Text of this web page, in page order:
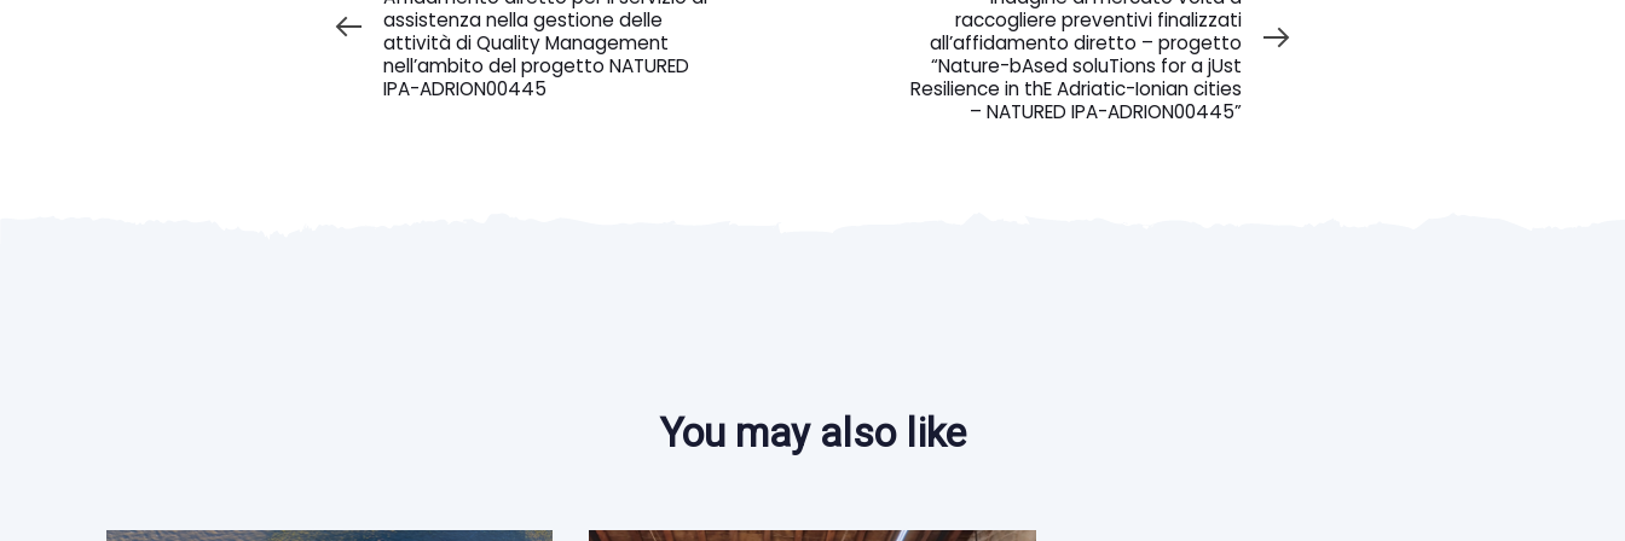
assistenza nella gestione delle
attività di Quality Management
nell’ambito del progetto NATURED
IPA-ADRION00445
raccogliere preventivi finalizzati
all’affidamento diretto – progetto
“Nature-bAsed soluTions for a jUst
Resilience in thE Adriatic-Ionian cities
– NATURED IPA-ADRION00445”
You may also like